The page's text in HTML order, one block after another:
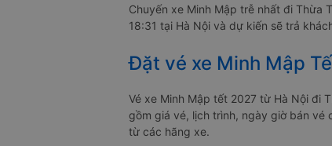
Chuyến xe Minh Mập trễ nhất đi Thừa
18:31 tại Hà Nội và dự kiến sẽ trả
Đặt vé xe Minh Mập
Vé xe Minh Mập tết 2027 từ Hà Nội đi
gồm giá vé, lịch trình, ngày giờ bán vé
từ các hãng xe.